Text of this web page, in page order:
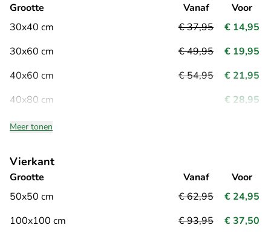
Grootte
30x40 cm
30x60 cm
40x60 cm
40x80 cm
Vanaf
€ 37,95
€ 49,95
€ 54,95
Voor
€ 14,95
€ 19,95
€ 21,95
€ 28,95
Meer tonen
Vierkant
Grootte
50x50 cm
100x100 cm
Vanaf
€ 62,95
€ 93,95
Voor
€ 24,95
€ 37,50